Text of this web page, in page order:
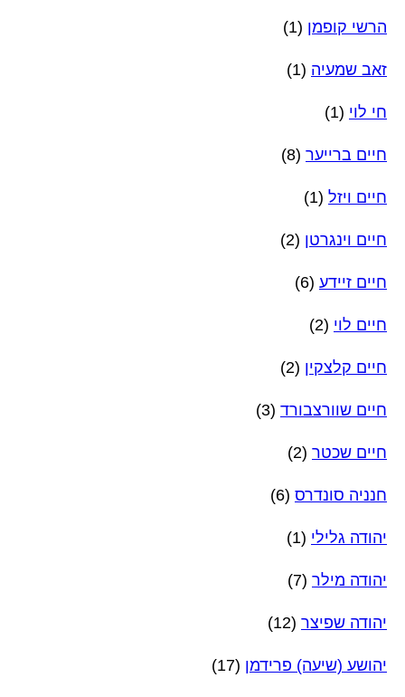
הרשי קופמן (1)
זאב שמעיה (1)
חי לוי (1)
חיים ברייער (8)
חיים ויזל (1)
חיים וינגרטן (2)
חיים זיידע (6)
חיים לוי (2)
חיים קלצקין (2)
חיים שוורצבורד (3)
חיים שכטר (2)
חנניה סונדרס (6)
יהודה גלילי (1)
יהודה מילר (7)
יהודה שפיצר (12)
יהושע (שיעה) פרידמן (17)